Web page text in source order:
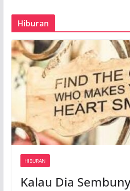
Hiburan
HIBURAN
Kalau Dia